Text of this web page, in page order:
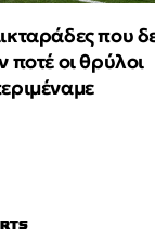
που
ποτέ οι θρύλοι